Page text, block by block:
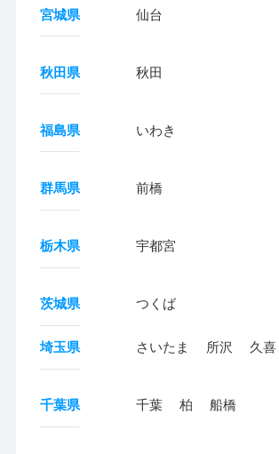
宮城県 仙台
秋田県 秋田
福島県 いわき
群馬県 前橋
栃木県 宇都宮
茨城県 つくば
埼玉県 さいたま 所沢 久喜
千葉県 千葉 柏 船橋